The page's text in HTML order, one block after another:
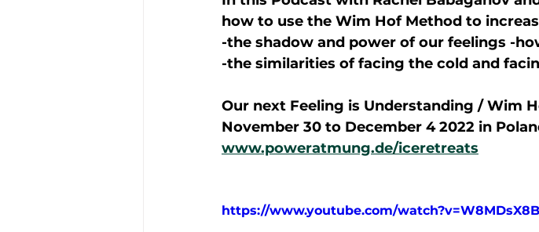
how to use the Wim Hof Method to
-the shadow and power of our feelings -
-the similarities of facing the cold and
Our next Feeling is Understanding / Wim
November 30 to December 4 2022 in
www.poweratmung.de/iceretreats
https://www.youtube.com/